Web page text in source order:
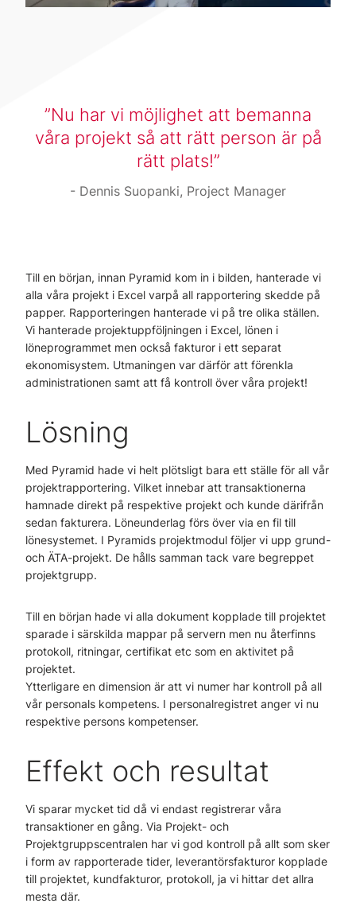
Nu har vi möjlighet att bemanna
våra projekt så att rätt person är på
rätt plats!
Dennis Suopanki, Project Manager
Till en början, innan Pyramid kom in i bilden, hanterade vi
alla våra projekt i Excel varpå all rapportering skedde på
papper. Rapporteringen hanterade vi på tre olika ställen.
Vi hanterade projektuppföljningen i Excel, lönen i
löneprogrammet men också fakturor i ett separat
ekonomisystem. Utmaningen var därför att förenkla
administrationen samt att få kontroll över våra projekt!
Lösning
Med Pyramid hade vi helt plötsligt bara ett ställe för all vår
projektrapportering. Vilket innebar att transaktionerna
hamnade direkt på respektive projekt och kunde därifrån
sedan fakturera. Löneunderlag förs över via en fil till
lönesystemet. I Pyramids projektmodul följer vi upp grund-
och ÄTA-projekt. De hålls samman tack vare begreppet
projektgrupp.
Till en början hade vi alla dokument kopplade till projektet
sparade i särskilda mappar på servern men nu återfinns
protokoll, ritningar, certifikat etc som en aktivitet på
projektet.
Ytterligare en dimension är att vi numer har kontroll på all
vår personals kompetens. I personalregistret anger vi nu
respektive persons kompetenser.
Effekt och resultat
Vi sparar mycket tid då vi endast registrerar våra
transaktioner en gång. Via Projekt- och
Projektgruppscentralen har vi god kontroll på allt som sker
i form av rapporterade tider, leverantörsfakturor kopplade
till projektet, kundfakturor, protokoll, ja vi hittar det allra
mesta där.